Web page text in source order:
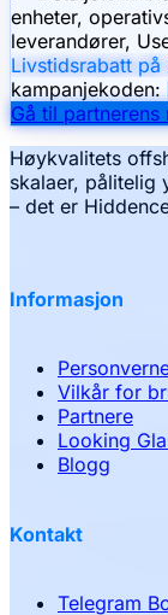
enheter,
leverandører,
Livstidsrabatt på
kampanjekoden:
Gå til partnerens
Høykvalitets
skalaer, pålitelig
– det er
Informasjon
Vilkår for
Partnere
Looking
Blogg
Kontakt
Telegram